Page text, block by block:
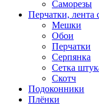
Саморезы
Перчатки, лента
Мешки
Обои
Перчатки
Серпянка
Сетка
Скотч
Подоконники
Плёнки